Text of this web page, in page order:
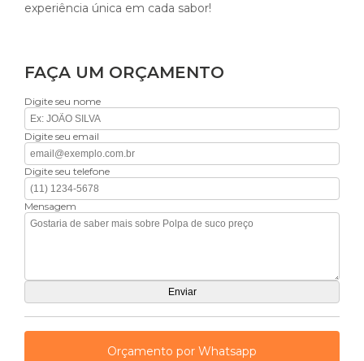
experiência única em cada sabor!
FAÇA UM ORÇAMENTO
Digite seu nome
Digite seu email
Digite seu telefone
Mensagem
Orçamento por Whatsapp